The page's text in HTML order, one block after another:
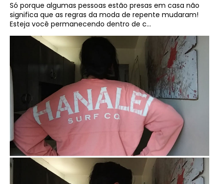
Só porque algumas pessoas estão presas em casa não
significa que as regras da moda de repente mudaram!
Esteja você permanecendo dentro de c...